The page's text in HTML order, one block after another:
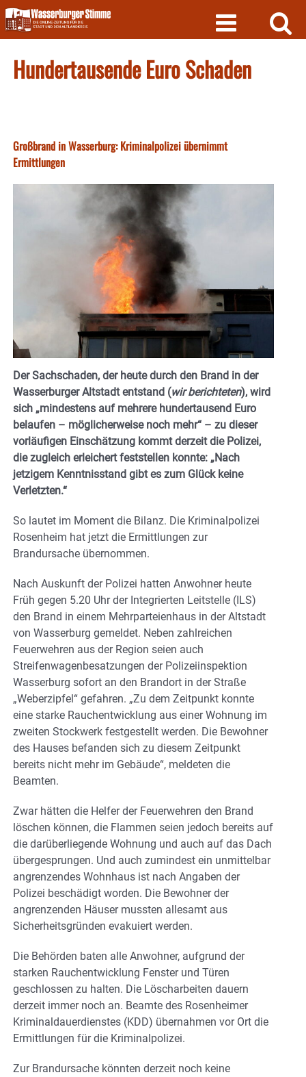
Skip
to
content
Hundertausende Euro Schaden
Großbrand in Wasserburg: Kriminalpolizei übernimmt
Ermittlungen
Der Sachschaden, der heute durch den Brand in der
Wasserburger Altstadt entstand (wir berichteten), wird
sich „mindestens auf mehrere hundertausend Euro
belaufen – möglicherweise noch mehr“ – zu dieser
vorläufigen Einschätzung kommt derzeit die Polizei,
die zugleich erleichert feststellen konnte: „Nach
jetzigem Kenntnisstand gibt es zum Glück keine
Verletzten.“
So lautet im Moment die Bilanz. Die Kriminalpolizei
Rosenheim hat jetzt die Ermittlungen zur
Brandursache übernommen.
Nach Auskunft der Polizei hatten Anwohner heute
Früh gegen 5.20 Uhr der Integrierten Leitstelle (ILS)
den Brand in einem Mehrparteienhaus in der Altstadt
von Wasserburg gemeldet. Neben zahlreichen
Feuerwehren aus der Region seien auch
Streifenwagenbesatzungen der Polizeiinspektion
Wasserburg sofort an den Brandort in der Straße
„Weberzipfel“ gefahren. „Zu dem Zeitpunkt konnte
eine starke Rauchentwicklung aus einer Wohnung im
zweiten Stockwerk festgestellt werden. Die Bewohner
des Hauses befanden sich zu diesem Zeitpunkt
bereits nicht mehr im Gebäude“, meldeten die
Beamten.
Zwar hätten die Helfer der Feuerwehren den Brand
löschen können, die Flammen seien jedoch bereits auf
die darüberliegende Wohnung und auch auf das Dach
übergesprungen. Und auch zumindest ein unmittelbar
angrenzendes Wohnhaus ist nach Angaben der
Polizei beschädigt worden. Die Bewohner der
angrenzenden Häuser mussten allesamt aus
Sicherheitsgründen evakuiert werden.
Die Behörden baten alle Anwohner, aufgrund der
starken Rauchentwicklung Fenster und Türen
geschlossen zu halten. Die Löscharbeiten dauern
derzeit immer noch an. Beamte des Rosenheimer
Kriminaldauerdienstes (KDD) übernahmen vor Ort die
Ermittlungen für die Kriminalpolizei.
Zur Brandursache könnten derzeit noch keine